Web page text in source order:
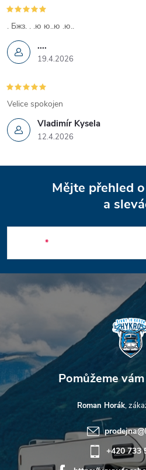
d
a
c
í
p
r
v
p
i
u
....
19.4.2026
. Бжз. . .ю ю..ю .ю..
Vladimír Kysela
12.4.2026
Velice spokojen
p
a
t
í
Mějte přehled
a
Roman Horák
prodejna@
+420 733